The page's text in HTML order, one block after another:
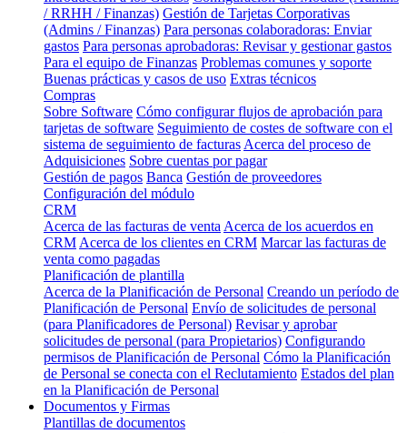
/ RRHH / Finanzas) Gestión de Tarjetas Corporativas
(Admins / Finanzas) Para personas colaboradoras: Enviar
gastos Para personas aprobadoras: Revisar y gestionar gastos
Para el equipo de Finanzas Problemas comunes y soporte
Buenas prácticas y casos de uso Extras técnicos
Compras
Sobre Software Cómo configurar flujos de aprobación para
tarjetas de software Seguimiento de costes de software con el
sistema de seguimiento de facturas Acerca del proceso de
Adquisiciones Sobre cuentas por pagar
Gestión de pagos Banca Gestión de proveedores
Configuración del módulo
CRM
Acerca de las facturas de venta Acerca de los acuerdos en
CRM Acerca de los clientes en CRM Marcar las facturas de
venta como pagadas
Planificación de plantilla
Acerca de la Planificación de Personal Creando un período de
Planificación de Personal Envío de solicitudes de personal
(para Planificadores de Personal) Revisar y aprobar
solicitudes de personal (para Propietarios) Configurando
permisos de Planificación de Personal Cómo la Planificación
de Personal se conecta con el Reclutamiento Estados del plan
en la Planificación de Personal
Documentos y Firmas
Plantillas de documentos